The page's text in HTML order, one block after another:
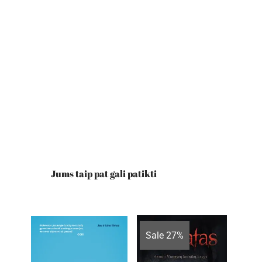
Jums taip pat gali patikti
Sale 27%